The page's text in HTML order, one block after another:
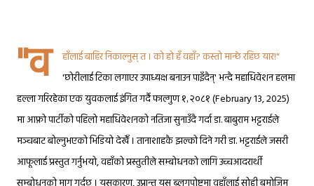
"व
हाँलाई बाहिर निकाल्नुस् त । को हो हँ वहाँ? कस्तो मान्छे रहिछ यार!"
'छोरीलाई टिका लगाएर उपाध्यक्ष बनाउन पाइँदैन्' भन्दै महाधिवेशन हलमा
हल्ला गरिरहेका एक युवकलाई इंगित गर्दैफाल्गुण१, २०८१(February 13, 2025)
मा आफ्नो पार्टीको पहिलो महाधिवेशनको नतिजा सुनाउँदै गर्दाडा. बाबुराम भट्टराईले
मञ्चबाट बोल्नुभएको भिडियो देखेँ । तानाशाहकै झल्को दिने गरी डा. भट्टराईले जसरी
आफूलाई प्रस्तुत गर्नुभयो, वहाँको प्रस्तुतीले सम्बोधनको लागि उच्चआदरार्थी